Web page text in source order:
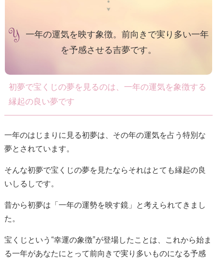
一年の運気を映す象徴。前向きで実り多い一年
を予感させる吉夢です。
初夢で宝くじの夢を見るのは、一年の運気を象徴する
縁起の良い夢です
一年のはじまりに見る初夢は、その年の運気を占う特別な
夢とされています。
そんな初夢で宝くじの夢を見たならそれはとても縁起の良
いしるしです。
昔から初夢は「一年の運勢を映す鏡」と考えられてきまし
た。
宝くじという“幸運の象徴”が登場したことは、これから始ま
る一年があなたにとって前向きで実り多いものになる予感